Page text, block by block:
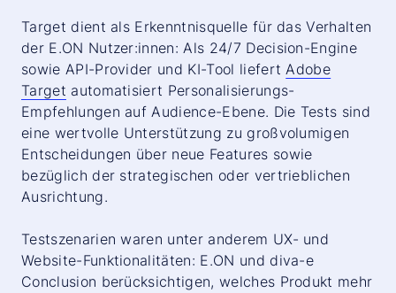
Target dient als Erkenntnisquelle für das Verhalten
der E.ON Nutzer:innen: Als 24/7 Decision-Engine
sowie API-Provider und KI-Tool liefertAdobe
Target automatisiert Personalisierungs-
Empfehlungen auf Audience-Ebene. Die Tests sind
eine wertvolle Unterstützung zu großvolumigen
Entscheidungen über neue Features sowie
bezüglich der strategischen oder vertrieblichen
Ausrichtung.
Testszenarien waren unter anderem UX- und
Website-Funktionalitäten: E.ON und diva-e
Conclusion berücksichtigen, welches Produkt mehr